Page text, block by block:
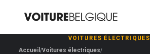
VOITURES ÉLECTRIQUES
Accueil Voitures électriques